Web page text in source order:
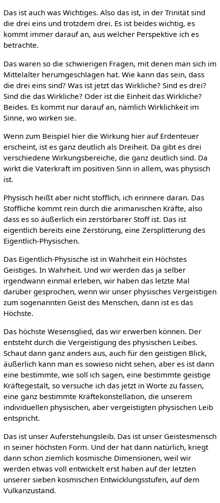
Das ist auch was Wichtiges. Also das ist, in der Trinität sind
die drei eins und trotzdem drei. Es ist beides wichtig, es
kommt immer darauf an, aus welcher Perspektive ich es
betrachte.
Das waren so die schwierigen Fragen, mit denen man sich im
Mittelalter herumgeschlagen hat. Wie kann das sein, dass
die drei eins sind? Was ist jetzt das Wirkliche? Sind es drei?
Sind die das Wirkliche? Oder ist die Einheit das Wirkliche?
Beides. Es kommt nur darauf an, nämlich Wirklichkeit im
Sinne, wo wirken sie.
Wenn zum Beispiel hier die Wirkung hier auf Erdenteuer
erscheint, ist es ganz deutlich als Dreiheit. Da gibt es drei
verschiedene Wirkungsbereiche, die ganz deutlich sind. Da
wirkt die Vaterkraft im positiven Sinn in allem, was physisch
ist.
Physisch heißt aber nicht stofflich, ich erinnere daran. Das
Stoffliche kommt rein durch die arimanischen Kräfte, also
dass es so äußerlich ein zerstörbarer Stoff ist. Das ist
eigentlich bereits eine Zerstörung, eine Zersplitterung des
Eigentlich-Physischen.
Das Eigentlich-Physische ist in Wahrheit ein Höchstes
Geistiges. In Wahrheit. Und wir werden das ja selber
irgendwann einmal erleben, wir haben das letzte Mal
darüber gesprochen, wenn wir unser physisches Vergeistigen
zum sogenannten Geist des Menschen, dann ist es das
Höchste.
Das höchste Wesensglied, das wir erwerben können. Der
entsteht durch die Vergeistigung des physischen Leibes.
Schaut dann ganz anders aus, auch für den geistigen Blick,
äußerlich kann man es sowieso nicht sehen, aber es ist dann
eine bestimmte, wie soll ich sagen, eine bestimmte geistige
Kräftegestalt, so versuche ich das jetzt in Worte zu fassen,
eine ganz bestimmte Kräftekonstellation, die unserem
individuellen physischen, aber vergeistigten physischen Leib
entspricht.
Das ist unser Auferstehungsleib. Das ist unser Geistesmensch
in seiner höchsten Form. Und der hat dann natürlich, kriegt
dann schon ziemlich kosmische Dimensionen, weil wir
werden etwas voll entwickelt erst haben auf der letzten
unserer sieben kosmischen Entwicklungsstufen, auf dem
Vulkanzustand.